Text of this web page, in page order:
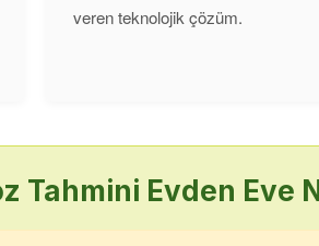
veren teknolojik çözüm.
Tahmini Evden Eve